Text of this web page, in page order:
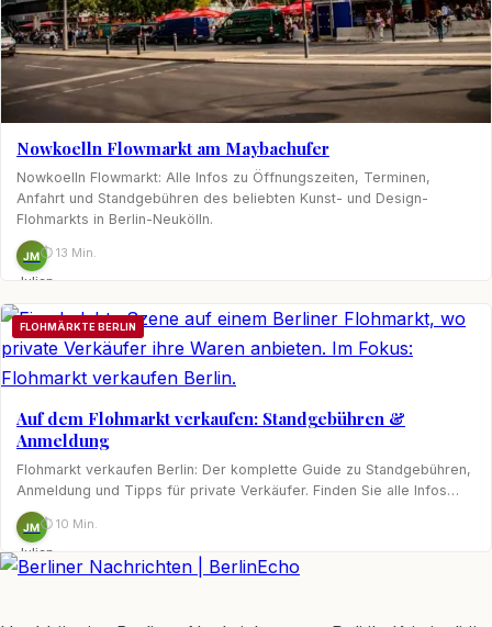
Nowkoelln Flowmarkt am Maybachufer
Nowkoelln Flowmarkt: Alle Infos zu Öffnungszeiten, Terminen,
Anfahrt und Standgebühren des beliebten Kunst- und Design-
Flohmarkts in Berlin-Neukölln.
JM
Julian
⏱ 13 Min.
FLOHMÄRKTE BERLIN
Auf dem Flohmarkt verkaufen: Standgebühren &
Anmeldung
Flohmarkt verkaufen Berlin: Der komplette Guide zu Standgebühren,
Anmeldung und Tipps für private Verkäufer. Finden Sie alle Infos…
JM
Julian
Möhring
⏱ 10 Min.